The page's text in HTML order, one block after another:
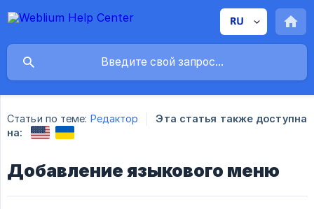
Статьи по теме: Редактор
Эта статья также доступна
на:
Добавление языкового меню